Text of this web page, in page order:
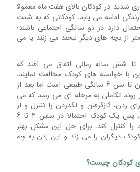
شدید در کودکان بالای هفت ماه معمولاً
ادامه می یابد. کودکانی که به شدت
دارد در دو سالگی اجتماعی باشند؛
از بچه های دیگر لبخند می زنند یا می
تا شش ساله زمانی اتفاق می افتد که
با خواسته های کودک مخالفت نمایند.
این نوع رفتار در کودکان تا سن ۶ سالگی طبیعی است اما بعد از
روند تکاملی به مرحله ای می رسد که می
زدن، گازگرفتن و لگدزدن را کنترل و از
انجام آن جلوگیری کند. پس یک کودک احتمالا در سنین ۲ تا ۶
را کنترل کند. برای حل این مشکل بهتر
کودک دیگران را می زند و این زدن به چه
کودکان چیست؟